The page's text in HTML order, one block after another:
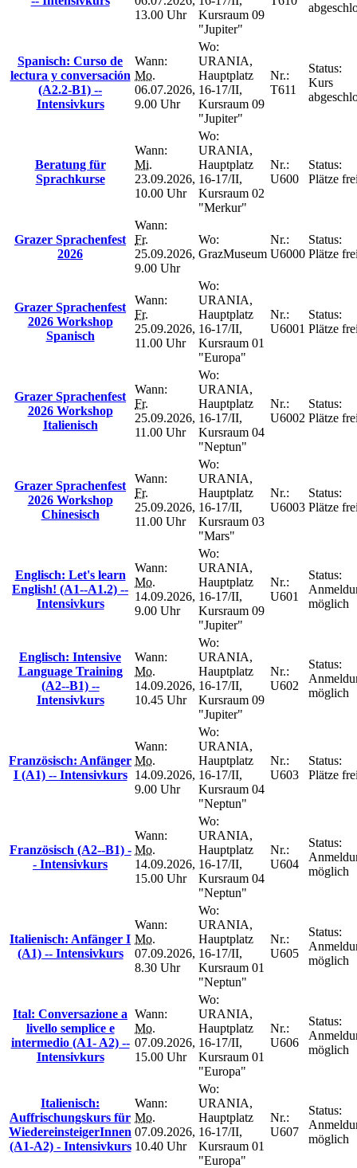
13.00 Uhr
Kursraum 09
"Jupiter"
Spanisch: Curso de
lectura y conversación
(A2.2-B1) --
Intensivkurs
Wann:
Mo.
06.07.2026,
9.00 Uhr
Wo:
URANIA,
Hauptplatz
16-17/II,
Kursraum 09
"Jupiter"
Nr.:
T611
Status:
Kurs
Beratung für
Sprachkurse
Wann:
Mi.
23.09.2026,
10.00 Uhr
Wo:
URANIA,
Hauptplatz
16-17/II,
Kursraum 02
"Merkur"
Nr.:
U600
Status:
Plätze
Grazer Sprachenfest
2026
Wann:
Fr.
25.09.2026,
9.00 Uhr
Wo:
GrazMuseum
Nr.:
U6000
Status:
Plätze
Grazer Sprachenfest
2026 Workshop
Spanisch
Wann:
Fr.
25.09.2026,
11.00 Uhr
Wo:
URANIA,
Hauptplatz
16-17/II,
Kursraum 01
"Europa"
Nr.:
U6001
Status:
Plätze
Grazer Sprachenfest
2026 Workshop
Italienisch
Wann:
Fr.
25.09.2026,
11.00 Uhr
Wo:
URANIA,
Hauptplatz
16-17/II,
Kursraum 04
"Neptun"
Nr.:
U6002
Status:
Plätze
Grazer Sprachenfest
2026 Workshop
Chinesisch
Wann:
Fr.
25.09.2026,
11.00 Uhr
Wo:
URANIA,
Hauptplatz
16-17/II,
Kursraum 03
"Mars"
Nr.:
U6003
Status:
Plätze
Englisch: Let's learn
English! (A1--A1.2) --
Intensivkurs
Wann:
Mo.
14.09.2026,
9.00 Uhr
Wo:
URANIA,
Hauptplatz
16-17/II,
Kursraum 09
"Jupiter"
Nr.:
U601
Status:
möglich
Englisch: Intensive
Language Training
(A2--B1) --
Intensivkurs
Wann:
Mo.
14.09.2026,
10.45 Uhr
Wo:
URANIA,
Hauptplatz
16-17/II,
Kursraum 09
"Jupiter"
Nr.:
U602
Status:
möglich
Französisch: Anfänger
I (A1) -- Intensivkurs
Wann:
Mo.
14.09.2026,
9.00 Uhr
Wo:
URANIA,
Hauptplatz
16-17/II,
Kursraum 04
"Neptun"
Nr.:
U603
Status:
Plätze
Französisch (A2--B1) -
- Intensivkurs
Wann:
Mo.
14.09.2026,
15.00 Uhr
Wo:
URANIA,
Hauptplatz
16-17/II,
Kursraum 04
"Neptun"
Nr.:
U604
Status:
möglich
Italienisch: Anfänger I
(A1) -- Intensivkurs
Wann:
Mo.
07.09.2026,
8.30 Uhr
Wo:
URANIA,
Hauptplatz
16-17/II,
Kursraum 01
"Neptun"
Nr.:
U605
Status:
möglich
Ital: Conversazione a
livello semplice e
intermedio (A1- A2) --
Intensivkurs
Wann:
Mo.
07.09.2026,
15.00 Uhr
Wo:
URANIA,
Hauptplatz
16-17/II,
Kursraum 01
"Europa"
Nr.:
U606
Status:
möglich
Italienisch:
Auffrischungskurs für
WiedereinsteigerInnen
(A1-A2) - Intensivkurs
Wann:
Mo.
07.09.2026,
10.40 Uhr
Wo:
URANIA,
Hauptplatz
16-17/II,
Kursraum 01
"Europa"
Nr.:
U607
Status:
möglich